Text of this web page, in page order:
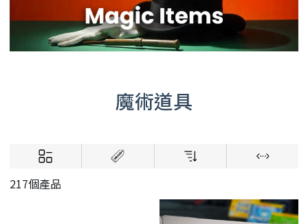
魔術道具
217個產品